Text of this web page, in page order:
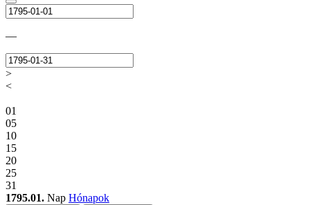
—
>
<
01
05
10
15
20
25
31
1795.01. Nap Hónapok